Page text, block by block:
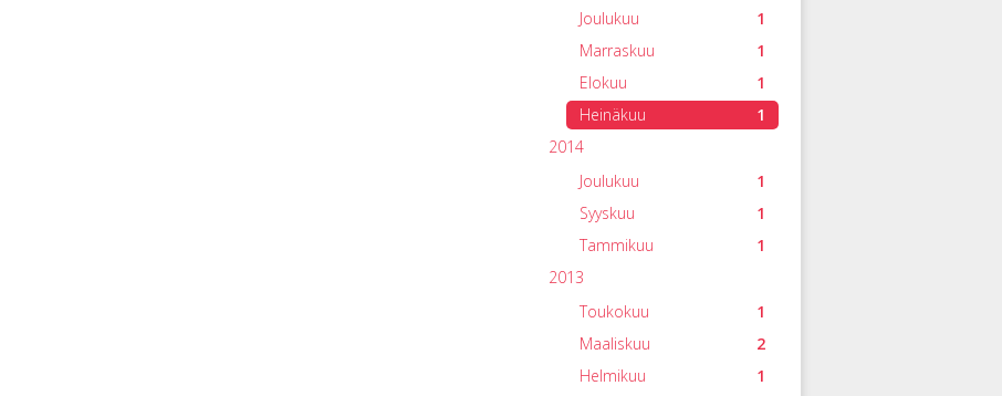
1
Joulukuu
1
Marraskuu
1
Elokuu
1
Heinäkuu
2014
1
Joulukuu
1
Syyskuu
1
Tammikuu
2013
1
Toukokuu
2
Maaliskuu
1
Helmikuu